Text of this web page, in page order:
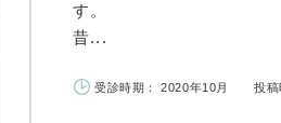
す。
昔...
受診時期： 2020年10月 投稿